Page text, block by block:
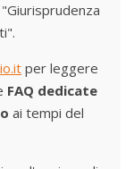
per leggere
FAQ dedicate
ai tempi del